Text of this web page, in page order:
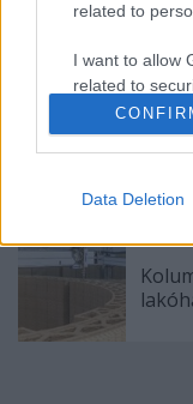
related to
I want to allow
related to
functionality
user protection.
Data Deletion
A 3D
az
A